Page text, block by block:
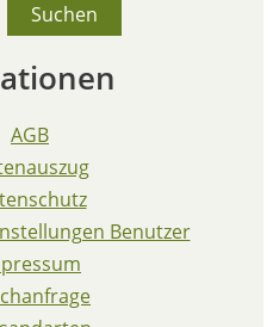
Suchen
AGB
Benutzer